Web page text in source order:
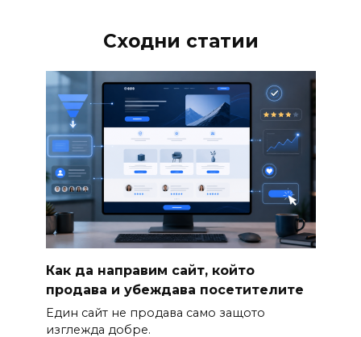
Сходни статии
Как да направим сайт, който
продава и убеждава посетителите
Един сайт не продава само защото
изглежда добре.